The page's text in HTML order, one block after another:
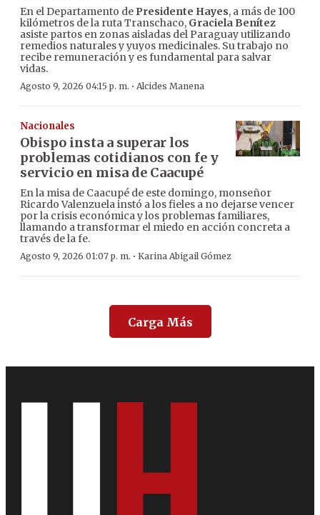
En el Departamento de Presidente Hayes, a más de 100
kilómetros de la ruta Transchaco, Graciela Benítez
asiste partos en zonas aisladas del Paraguay utilizando
remedios naturales y yuyos medicinales. Su trabajo no
recibe remuneración y es fundamental para salvar
vidas.
Agosto 9, 2026 04:15 p. m. · Alcides Manena
Nacionales
Obispo insta a superar los
problemas cotidianos con fe y
servicio en misa de Caacupé
En la misa de Caacupé de este domingo, monseñor
Ricardo Valenzuela instó a los fieles a no dejarse vencer
por la crisis económica y los problemas familiares,
llamando a transformar el miedo en acción concreta a
través de la fe.
Agosto 9, 2026 01:07 p. m. · Karina Abigail Gómez
Carga Más